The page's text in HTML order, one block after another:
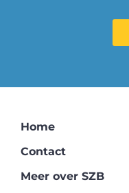
Home
Contact
Meer over SZB